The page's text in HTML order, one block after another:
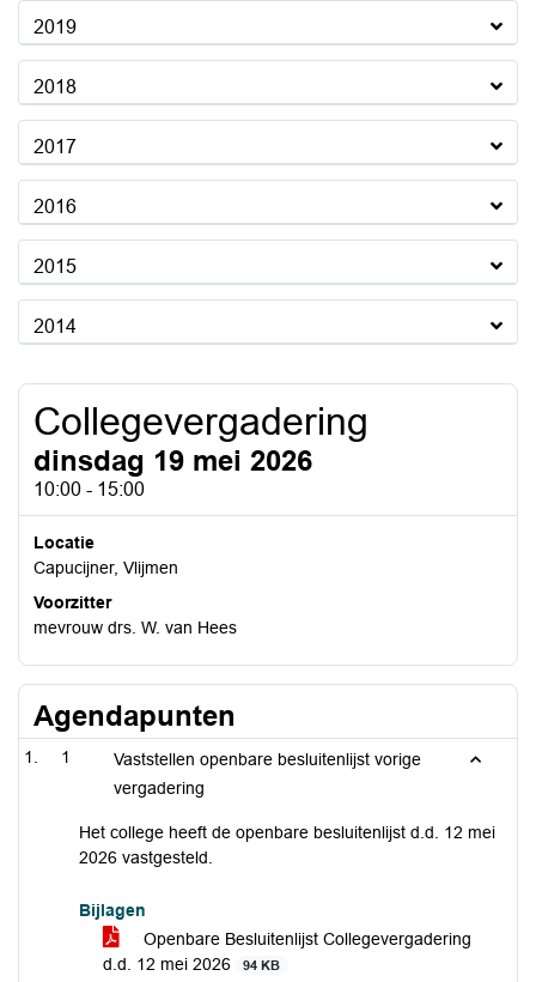
2019
2018
2017
2016
2015
2014
Collegevergadering
dinsdag 19 mei 2026
10:00 - 15:00
Locatie
Capucijner, Vlijmen
Voorzitter
mevrouw drs. W. van Hees
Agendapunten
1
Vaststellen openbare besluitenlijst vorige
vergadering
Het college heeft de openbare besluitenlijst d.d. 12 mei
2026 vastgesteld.
Bijlagen
Openbare Besluitenlijst Collegevergadering
d.d. 12 mei 2026
94 KB